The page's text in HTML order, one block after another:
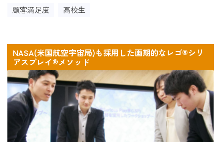
顧客満足度
高校生
NASA(米国航空宇宙局)も採用した画期的なレゴ®シリ
アスプレイ®メソッド